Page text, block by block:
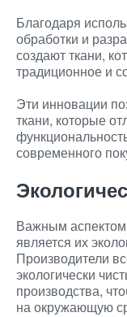
Благодаря
обработки и
создают ткани,
традиционное и
Эти инновации
ткани, которые
современного
Важным аспектом
является их
Производители
экологически
производства,
на окружающую